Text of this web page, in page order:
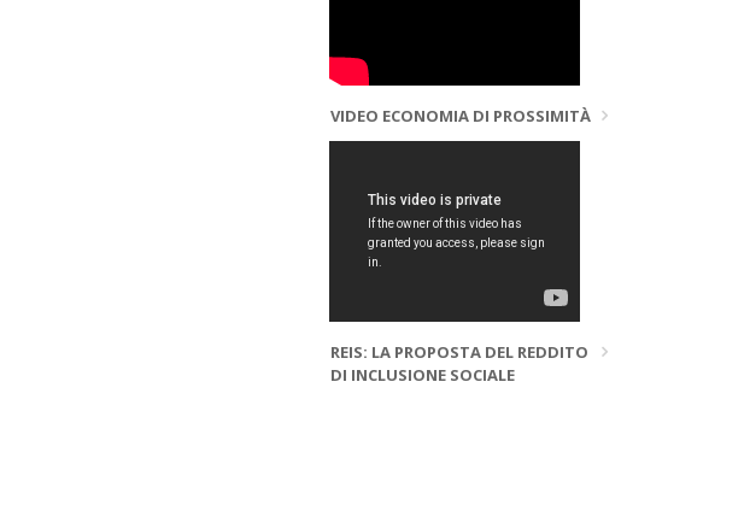
VIDEO ECONOMIA DI PROSSIMITÀ
REIS: LA PROPOSTA DEL REDDITO
DI INCLUSIONE SOCIALE